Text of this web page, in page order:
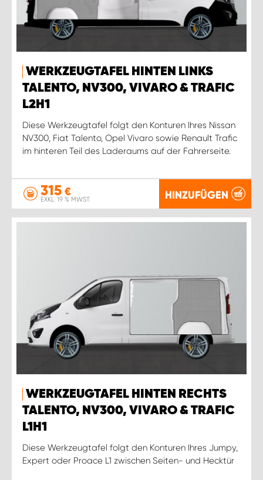
WERKZEUGTAFEL HINTEN LINKS
TALENTO, NV300, VIVARO & TRAFIC
L2H1
Diese Werkzeugtafel folgt den Konturen Ihres Nissan
NV300, Fiat Talento, Opel Vivaro sowie Renault Trafic
im hinteren Teil des Laderaums auf der Fahrerseite.
315 €
EXKL. 19 % MWST. HINZUFÜGEN
WERKZEUGTAFEL HINTEN RECHTS
TALENTO, NV300, VIVARO & TRAFIC
L1H1
Diese Werkzeugtafel folgt den Konturen Ihres Jumpy,
Expert oder Proace L1 zwischen Seiten- und Hecktür